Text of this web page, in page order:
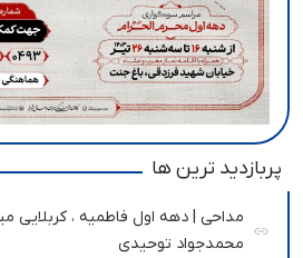
پربازدید ترین ها
مداحی | دهه اول فاطمیه ، کربلایی
محمدجواد توحیدی